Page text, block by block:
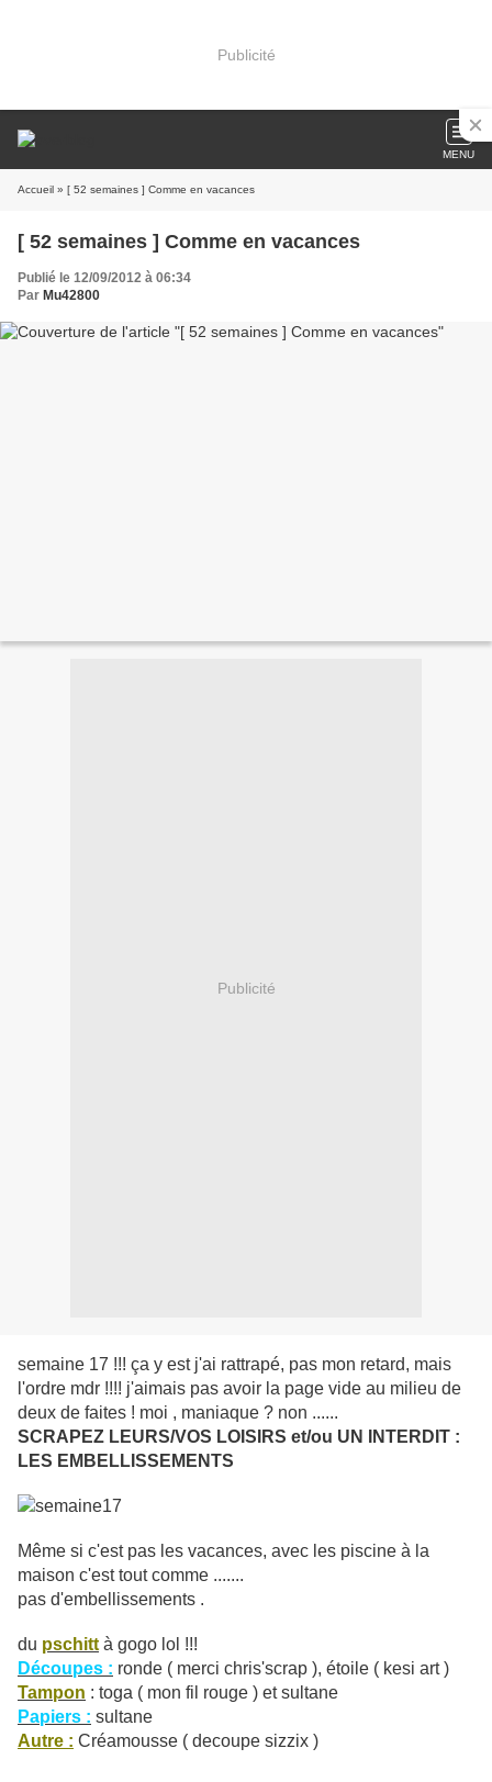
Publicité
MENU
Accueil » [ 52 semaines ] Comme en vacances
[ 52 semaines ] Comme en vacances
Publié le 12/09/2012 à 06:34
Par Mu42800
Publicité
semaine 17 !!! ça y est j'ai rattrapé, pas mon retard, mais
l'ordre mdr !!!! j'aimais pas avoir la page vide au milieu de
deux de faites ! moi , maniaque ? non ......
SCRAPEZ LEURS/VOS LOISIRS et/ou UN INTERDIT :
LES EMBELLISSEMENTS
Même si c'est pas les vacances, avec les piscine à la
maison c'est tout comme .......
pas d'embellissements .
du pschitt à gogo lol !!!
Découpes : ronde ( merci chris'scrap ), étoile ( kesi art )
Tampon : toga ( mon fil rouge ) et sultane
Papiers : sultane
Autre : Créamousse ( decoupe sizzix )